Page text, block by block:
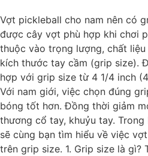
Vợt pickleball cho nam nên có
được cây vợt phù hợp khi chơi
thuộc vào trọng lượng, chất
kích thước tay cầm (grip size).
hợp với grip size từ 4 1/4 inch
Với nam giới, việc chọn đúng
bóng tốt hơn. Đồng thời giảm
thương cổ tay, khuỷu tay.
sẽ cùng bạn tìm hiểu về việc
trên grip size. 1. Grip size là gì?